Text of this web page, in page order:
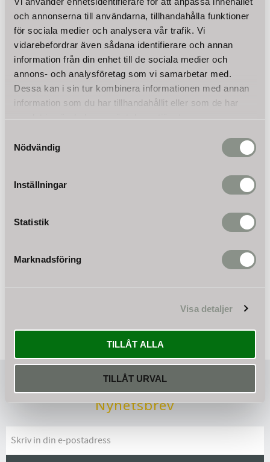
och annonserna till användarna, tillhandahålla funktioner
för sociala medier och analysera vår trafik. Vi
vidarebefordrar även sådana identifierare och annan
information från din enhet till de sociala medier och
annons- och analysföretag som vi samarbetar med.
Dessa kan i sin tur kombinera informationen med annan
information som du har tillhandahållit eller som de har
samlat in när du har använt deras tjänster.
Nödvändig
Inställningar
Statistik
Marknadsföring
Visa detaljer
TILLÅT ALLA
TILLÅT URVAL
Mått:
Längd exklusive anslutningar: 26,2 cm
Längd inklusive anslutningar: 30 cm
Diameter blåa del: 70 mm
Diameter svarta del: 85 mm
Anslutningar Ø:
Blåa del: 70 mm
Svarta del: 85 mm
Diameter Ø: 67 mm
Omdömen
Nyhetsbrev